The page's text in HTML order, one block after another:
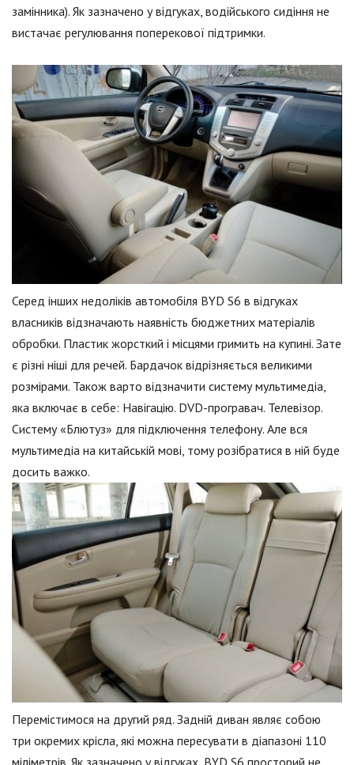
замінника). Як зазначено у відгуках, водійського сидіння не
вистачає регулювання поперекової підтримки.
Серед інших недоліків автомобіля BYD S6 в відгуках
власників відзначають наявність бюджетних матеріалів
обробки. Пластик жорсткий і місцями гримить на купині. Зате
є різні ніші для речей. Бардачок відрізняється великими
розмірами. Також варто відзначити систему мультимедіа,
яка включає в себе: Навігацію. DVD-програвач. Телевізор.
Систему «Блютуз» для підключення телефону. Але вся
мультимедіа на китайській мові, тому розібратися в ній буде
досить важко.
Перемістимося на другий ряд. Задній диван являє собою
три окремих крісла, які можна пересувати в діапазоні 110